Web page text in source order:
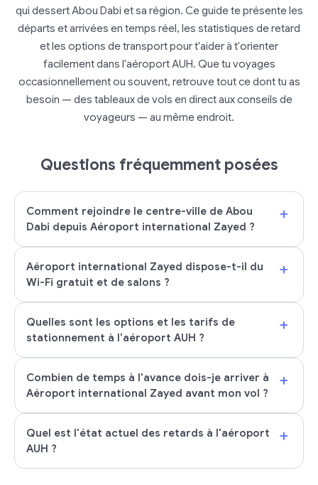
qui dessert Abou Dabi et sa région. Ce guide te présente les
départs et arrivées en temps réel, les statistiques de retard
et les options de transport pour t'aider à t'orienter
facilement dans l'aéroport AUH. Que tu voyages
occasionnellement ou souvent, retrouve tout ce dont tu as
besoin — des tableaux de vols en direct aux conseils de
voyageurs — au même endroit.
Questions fréquemment posées
Comment rejoindre le centre-ville de Abou
Dabi depuis Aéroport international Zayed ?
+
Aéroport international Zayed dispose-t-il du
Wi-Fi gratuit et de salons ?
+
Quelles sont les options et les tarifs de
stationnement à l'aéroport AUH ?
+
Combien de temps à l'avance dois-je arriver à
Aéroport international Zayed avant mon vol ?
+
Quel est l'état actuel des retards à l'aéroport
AUH ?
+